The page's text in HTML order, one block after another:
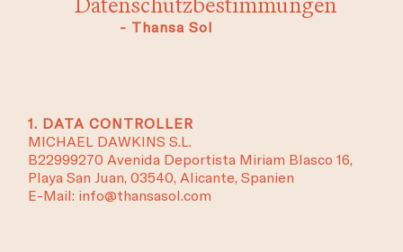
- Thansa Sol
1. DATA CONTROLLER
MICHAEL DAWKINS S.L.
B22999270 Avenida Deportista Miriam Blasco 16,
Playa San Juan, 03540, Alicante, Spanien
E-Mail: info@thansasol.com